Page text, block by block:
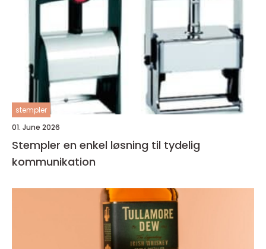
stempler
01. June 2026
Stempler en enkel løsning til tydelig
kommunikation